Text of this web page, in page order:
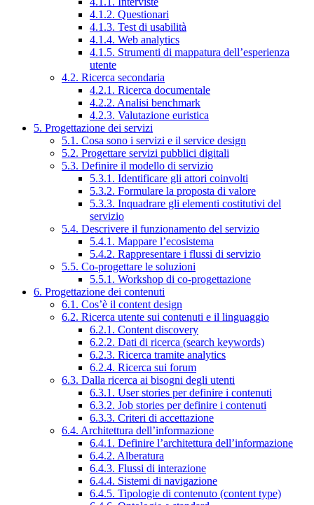
4.1.2. Questionari
4.1.3. Test di usabilità
4.1.4. Web analytics
4.1.5. Strumenti di mappatura dell’esperienza
utente
4.2. Ricerca secondaria
4.2.1. Ricerca documentale
4.2.2. Analisi benchmark
4.2.3. Valutazione euristica
5. Progettazione dei servizi
5.1. Cosa sono i servizi e il service design
5.2. Progettare servizi pubblici digitali
5.3. Definire il modello di servizio
5.3.1. Identificare gli attori coinvolti
5.3.2. Formulare la proposta di valore
5.3.3. Inquadrare gli elementi costitutivi del
servizio
5.4. Descrivere il funzionamento del servizio
5.4.1. Mappare l’ecosistema
5.4.2. Rappresentare i flussi di servizio
5.5. Co-progettare le soluzioni
5.5.1. Workshop di co-progettazione
6. Progettazione dei contenuti
6.1. Cos’è il content design
6.2. Ricerca utente sui contenuti e il linguaggio
6.2.1. Content discovery
6.2.2. Dati di ricerca (search keywords)
6.2.3. Ricerca tramite analytics
6.2.4. Ricerca sui forum
6.3. Dalla ricerca ai bisogni degli utenti
6.3.1. User stories per definire i contenuti
6.3.2. Job stories per definire i contenuti
6.3.3. Criteri di accettazione
6.4. Architettura dell’informazione
6.4.1. Definire l’architettura dell’informazione
6.4.2. Alberatura
6.4.3. Flussi di interazione
6.4.4. Sistemi di navigazione
6.4.5. Tipologie di contenuto (content type)